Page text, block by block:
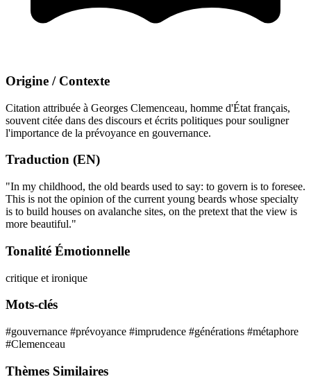
Origine / Contexte
Citation attribuée à Georges Clemenceau, homme d'État français,
souvent citée dans des discours et écrits politiques pour souligner
l'importance de la prévoyance en gouvernance.
Traduction (EN)
"In my childhood, the old beards used to say: to govern is to foresee.
This is not the opinion of the current young beards whose specialty
is to build houses on avalanche sites, on the pretext that the view is
more beautiful."
Tonalité Émotionnelle
critique et ironique
Mots-clés
#gouvernance #prévoyance #imprudence #générations #métaphore
#Clemenceau
Thèmes Similaires